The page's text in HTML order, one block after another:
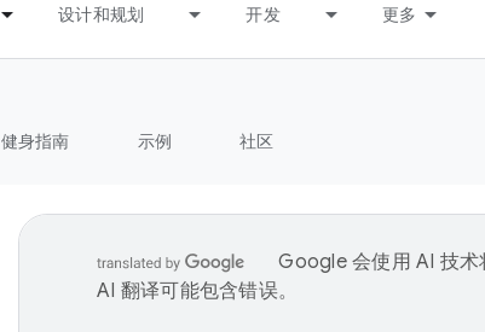
设计和规划 开发 更多
健身指南 示例 社区
Google 会使用 AI 技术
AI 翻译可能包含错误。